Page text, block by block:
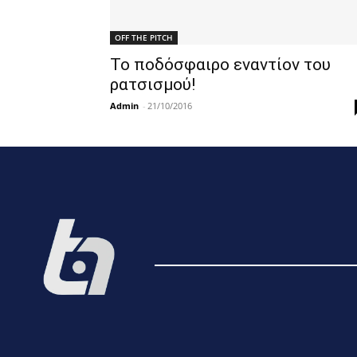
OFF THE PITCH
Το ποδόσφαιρο εναντίον του
ρατσισμού!
Admin - 21/10/2016